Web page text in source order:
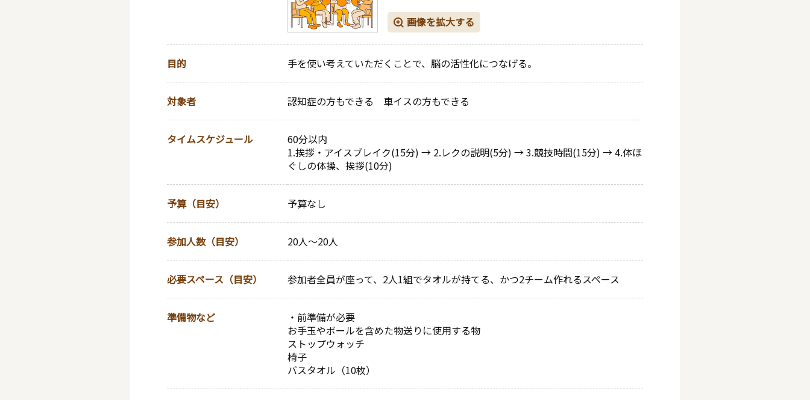
画像を拡大する
目的 手を使い考えていただくことで、脳の活性化につなげる。
対象者 認知症の方もできる 車イスの方もできる
タイムスケジュール
60分以内
1.挨拶・アイスブレイク(15分) → 2.レクの説明(5分) → 3.競技時間(15分) → 4.体ほ
ぐしの体操、挨拶(10分)
予算（目安） 予算なし
参加人数（目安） 20人～20人
必要スペース（目安） 参加者全員が座って、2人1組でタオルが持てる、かつ2チーム作れるスペース
準備物など
・前準備が必要
お手玉やボールを含めた物送りに使用する物
ストップウォッチ
椅子
バスタオル（10枚）